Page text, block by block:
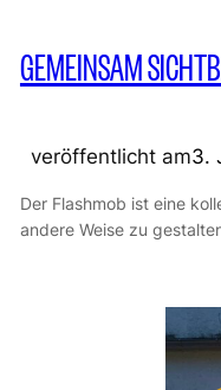
GEMEINSAM
veröffentlicht am3.
Der Flashmob ist eine
andere Weise zu